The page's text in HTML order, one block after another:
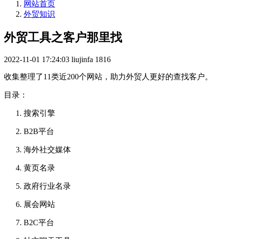
网站首页
外贸知识
外贸工具之客户那里找
2022-11-01 17:24:03 liujinfa 1816
收集整理了11类近200个网站，助力外贸人更好的查找客户。
目录：
搜索引擎
B2B平台
海外社交媒体
黄页名录
政府行业名录
展会网站
B2C平台